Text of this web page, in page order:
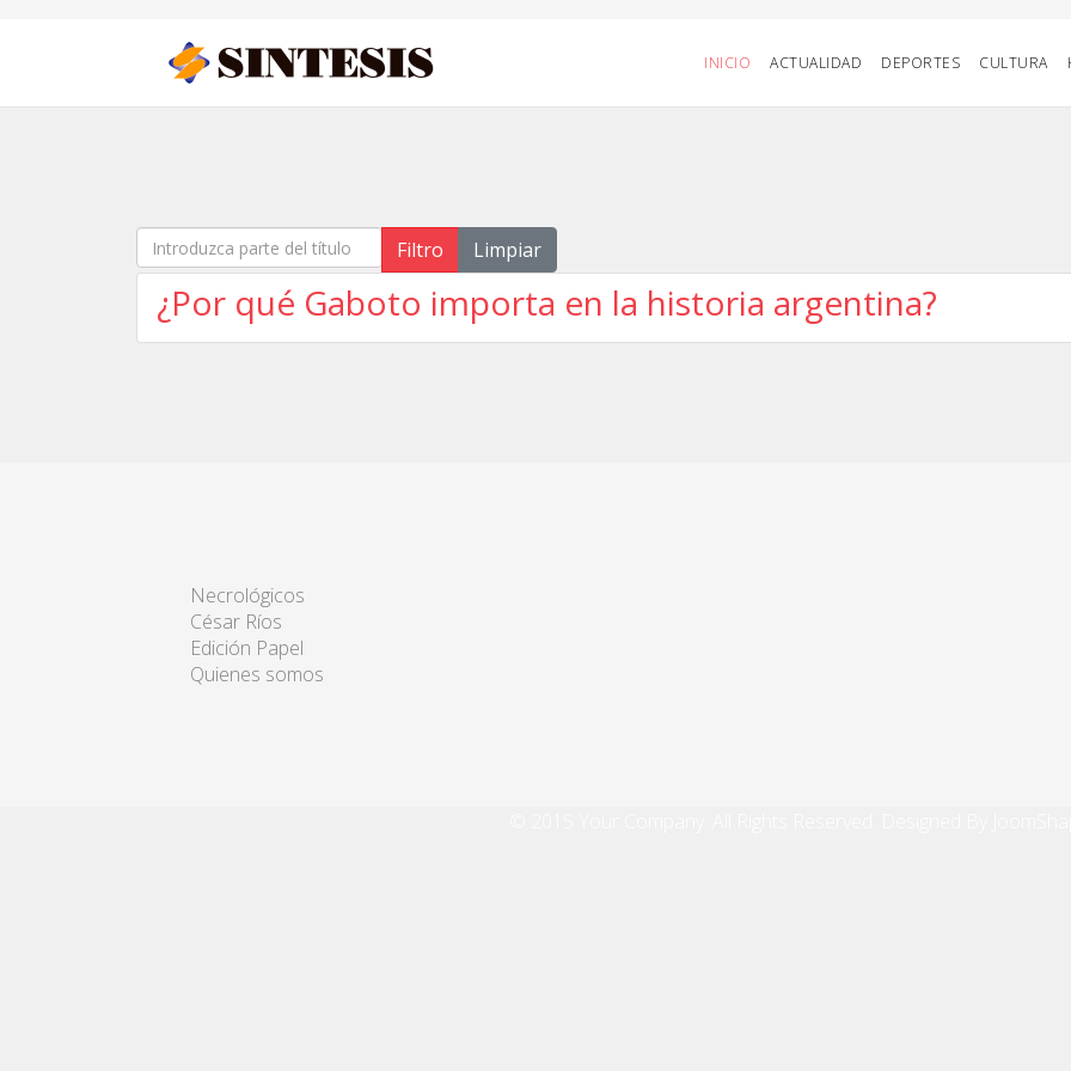
INICIO ACTUALIDAD DEPORTES CULTURA
Introduzca parte del título Filtro Limpiar
¿Por qué Gaboto importa en la historia argentina?
Necrológicos
César Ríos
Edición Papel
Quienes somos